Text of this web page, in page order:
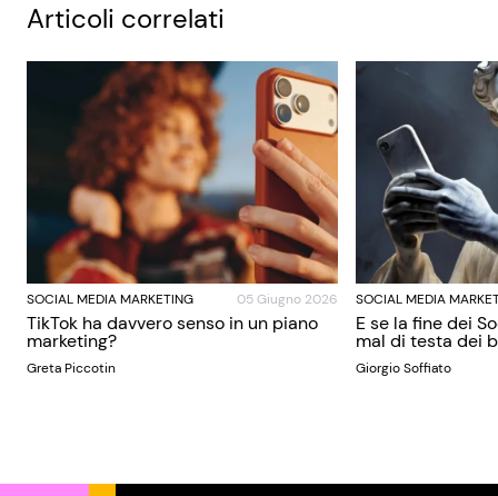
Articoli correlati
SOCIAL MEDIA MARKETING 05 Giugno 2026
TikTok ha davvero senso in un piano
marketing?
Greta Piccotin
SOCIAL MEDIA
E se la fine dei
mal di testa dei
Giorgio Soffiato